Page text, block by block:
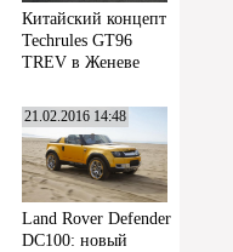
Китайский концепт
Techrules GT96
TREV в Женеве
21.02.2016 14:48
Land Rover Defender
DC100: новый